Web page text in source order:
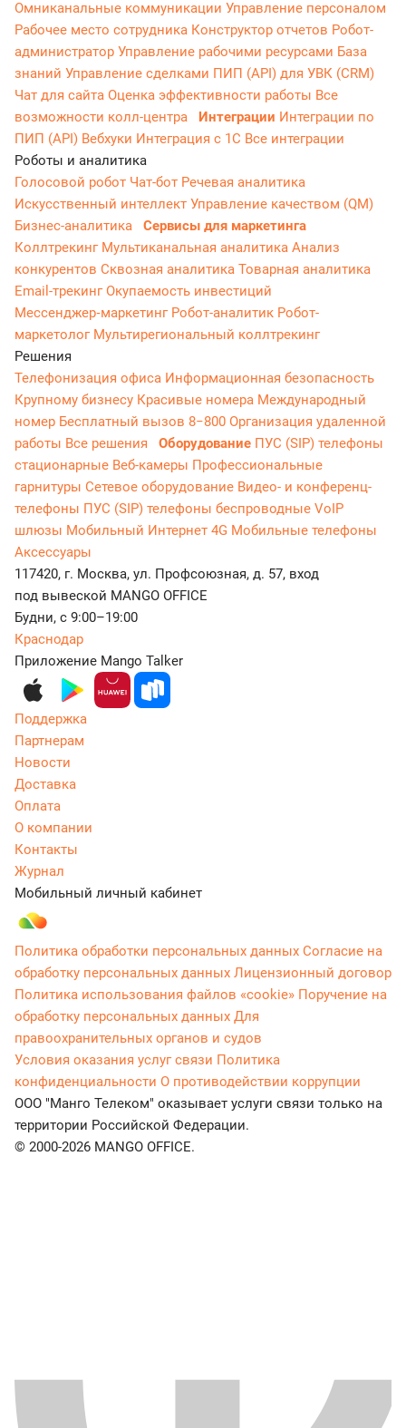
Омниканальные коммуникации Управление персоналом
Рабочее место сотрудника Конструктор отчетов Робот-
администратор Управление рабочими ресурсами База
знаний Управление сделками ПИП (API) для УВК (CRM)
Чат для сайта Оценка эффективности работы Все
возможности колл-центра
Интеграции Интеграции по
ПИП (API) Вебхуки Интеграция с 1С Все интеграции
Роботы и аналитика
Голосовой робот Чат-бот Речевая аналитика
Искусственный интеллект Управление качеством (QM)
Бизнес-аналитика
Сервисы для маркетинга
Коллтрекинг Мультиканальная аналитика Анализ
конкурентов Сквозная аналитика Товарная аналитика
Email-трекингОкупаемость инвестиций
Мессенджер‑маркетинг Робот-аналитик Робот-
маркетолог Мультирегиональный коллтрекинг
Решения
Телефонизация офиса Информационная безопасность
Крупному бизнесу Красивые номера Международный
номер Бесплатный вызов 8−800 Организация удаленной
работы Все решения Оборудование ПУС (SIP) телефоны
стационарные Веб-камеры Профессиональные
гарнитуры Сетевое оборудование Видео- и конференц-
телефоны ПУС (SIP) телефоны беспроводные VoIP
шлюзы Мобильный Интернет 4G Мобильные телефоны
Аксессуары
117420, г. Москва, ул. Профсоюзная, д. 57, вход
под вывеской MANGO OFFICE
Будни, с 9:00–19:00
Краснодар
Приложение Mango Talker
Поддержка
Партнерам
Новости
Доставка
Оплата
О компании
Контакты
Журнал
Мобильный личный кабинет
Политика обработки персональных данных Согласие на
обработку персональных данных Лицензионный договор
Политика использования файлов «cookie» Поручение на
обработку персональных данных Для
правоохранительных органов и судов
Условия оказания услуг связи Политика
конфиденциальности О противодействии коррупции
ООО "Манго Телеком" оказывает услуги связи только на
территории Российской Федерации.
© 2000-2026 MANGO OFFICE.